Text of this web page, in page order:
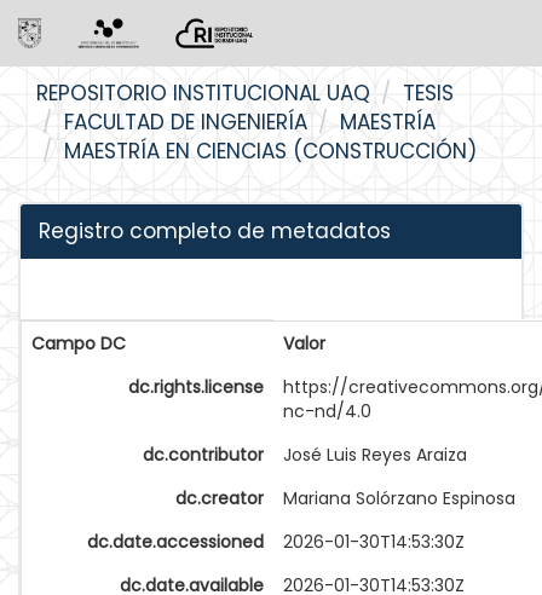
navigation
REPOSITORIO INSTITUCIONAL UAQ
TESIS
FACULTAD DE INGENIERÍA
MAESTRÍA
MAESTRÍA EN CIENCIAS (CONSTRUCCIÓN)
Registro completo de metadatos
Campo DC
Valor
dc.rights.license
https://
nc-nd/4.0
dc.contributor
José Luis Reyes Araiza
dc.creator
Mariana Solórzano Espinosa
dc.date.accessioned
2026-01-30T14:53:30Z
dc.date.available
2026-01-30T14:53:30Z